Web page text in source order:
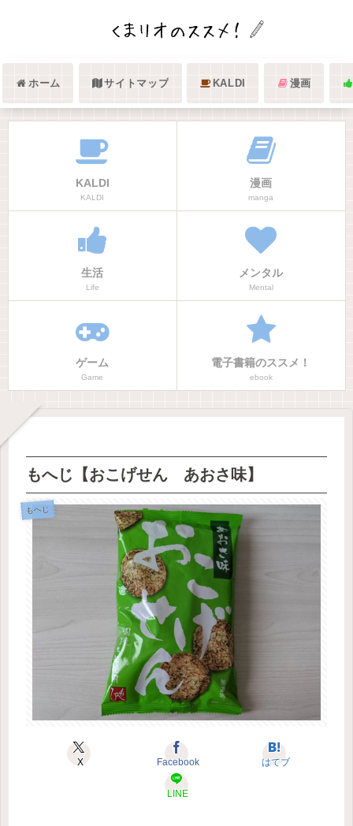
ホーム サイトマップ KALDI 漫画
KALDI
KALDI
漫画
manga
生活
Life
メンタル
Mental
ゲーム
Game
電子書籍のススメ！
ebook
もへじ【おこげせん あおさ味】
もへじ
X Facebook はてブ
LINE